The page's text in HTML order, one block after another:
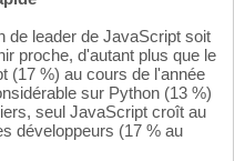
de leader de JavaScript soit
proche, d'autant plus que le
(17 %) au cours de l'année
sur Python (13 %)
seul JavaScript croît au
développeurs (17 % au